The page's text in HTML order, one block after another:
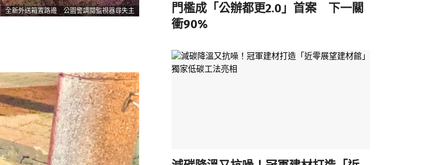
全新外送箱置路邊 公園警調閱監視器尋失主
門檻成「公辦都更2.0」首案 下一關
衝90%